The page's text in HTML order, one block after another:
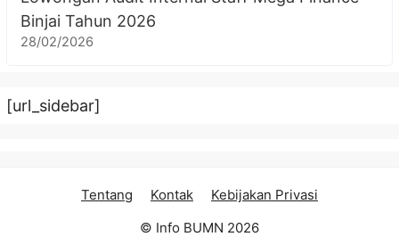
Binjai Tahun 2026
28/02/2026
[url_sidebar]
Tentang Kontak
Kebijakan Privasi
© Info BUMN 2026